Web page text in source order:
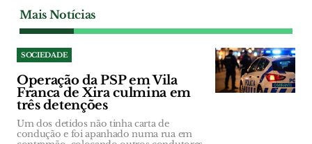
Mais Notícias
SOCIEDADE
Operação da PSP em Vila
Franca de Xira culmina em
três detenções
Um dos detidos não tinha carta de
condução e foi apanhado numa rua em